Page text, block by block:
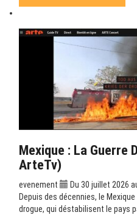
Mexique : La Guerre
ArteTv)
evenement
Du 30 juillet 2026
Depuis des décennies, le
drogue, qui déstabilisent le pays